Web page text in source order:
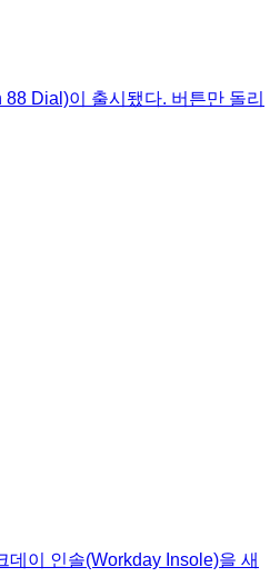
Dial)이 출시됐다. 버튼만 돌리
이 인솔(Workday Insole)을 새